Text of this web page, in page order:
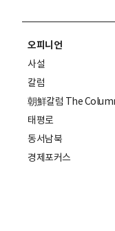
오피니언
사설
칼럼
朝鮮칼럼 The
태평로
동서남북
경제포커스